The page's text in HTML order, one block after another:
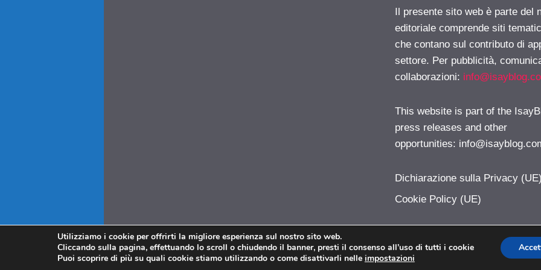
Il presente sito web è parte del
editoriale comprende siti
che contano sul contributo di
settore. Per pubblicità,
collaborazioni:
This website is part of the
press releases and other
opportunities:
Dichiarazione sulla Privacy (UE)
Cookie Policy (UE)
iPhoner.com © 2026. All right reserverd.
Utilizziamo i cookie per offrirti la migliore esperienza sul nostro sito web.
Cliccando sulla pagina, effettuando lo scroll o chiudendo il banner, presti il consenso all’uso di tutti i cookie
Puoi scoprire di più su quali cookie stiamo utilizzando o come disattivarli nelle impostazioni